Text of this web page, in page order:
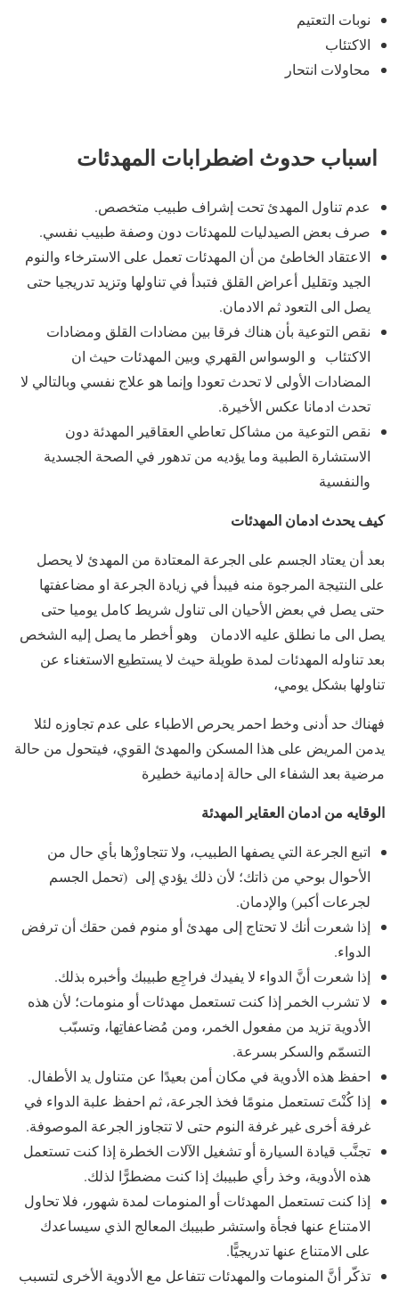
نوبات التعتيم
الاكتئاب
محاولات انتحار
اسباب حدوث اضطرابات المهدئات
عدم تناول المهدئ تحت إشراف طبيب متخصص.
صرف بعض الصيدليات للمهدئات دون وصفة طبيب نفسي.
الاعتقاد الخاطئ من أن المهدئات تعمل على الاسترخاء والنوم
الجيد وتقليل أعراض القلق فتبدأ في تناولها وتزيد تدريجيا حتى
يصل الى التعود ثم الادمان.
نقص التوعية بأن هناك فرقا بين مضادات القلق ومضادات
الاكتئاب و الوسواس القهري وبين المهدئات حيث ان
المضادات الأولى لا تحدث تعودا وإنما هو علاج نفسي وبالتالي لا
تحدث ادمانا عكس الأخيرة.
نقص التوعية من مشاكل تعاطي العقاقير المهدئة دون
الاستشارة الطبية وما يؤديه من تدهور في الصحة الجسدية
والنفسية
كيف يحدث ادمان المهدئات
بعد أن يعتاد الجسم على الجرعة المعتادة من المهدئ لا يحصل
على النتيجة المرجوة منه فيبدأ في زيادة الجرعة او مضاعفتها
حتى يصل في بعض الأحيان الى تناول شريط كامل يوميا حتى
يصل الى ما نطلق عليه الادمان وهو أخطر ما يصل إليه الشخص
بعد تناوله المهدئات لمدة طويلة حيث لا يستطيع الاستغناء عن
تناولها بشكل يومي،
فهناك حد أدنى وخط احمر يحرص الاطباء على عدم تجاوزه لئلا
يدمن المريض على هذا المسكن والمهدئ القوي، فيتحول من حالة
مرضية بعد الشفاء الى حالة إدمانية خطيرة
الوقايه من ادمان العقاير المهدئة
اتبع الجرعة التي يصفها الطبيب، ولا تتجاوزْها بأي حال من
الأحوال بوحي من ذاتك؛ لأن ذلك يؤدي إلى (تحمل الجسم
لجرعات أكبر) والإدمان.
إذا شعرت أنك لا تحتاج إلى مهدئ أو منوم فمن حقك أن ترفض
الدواء.
إذا شعرت أنَّ الدواء لا يفيدك فراجِع طبيبك وأخبره بذلك.
لا تشرب الخمر إذا كنت تستعمل مهدئات أو منومات؛ لأن هذه
الأدوية تزيد من مفعول الخمر، ومن مُضاعفاتِها، وتسبّب
التسمّم والسكر بسرعة.
احفظ هذه الأدوية في مكان أمن بعيدًا عن متناول يد الأطفال.
إذا كُنْتَ تستعمل منومًا فخذ الجرعة، ثم احفظ علبة الدواء في
غرفة أخرى غير غرفة النوم حتى لا تتجاوز الجرعة الموصوفة.
تجنَّب قيادة السيارة أو تشغيل الآلات الخطرة إذا كنت تستعمل
هذه الأدوية، وخذ رأي طبيبك إذا كنت مضطرًّا لذلك.
إذا كنت تستعمل المهدئات أو المنومات لمدة شهور، فلا تحاول
الامتناع عنها فجأة واستشر طبيبك المعالج الذي سيساعدك
على الامتناع عنها تدريجيًّا.
تذكّر أنَّ المنومات والمهدئات تتفاعل مع الأدوية الأخرى لتسبب